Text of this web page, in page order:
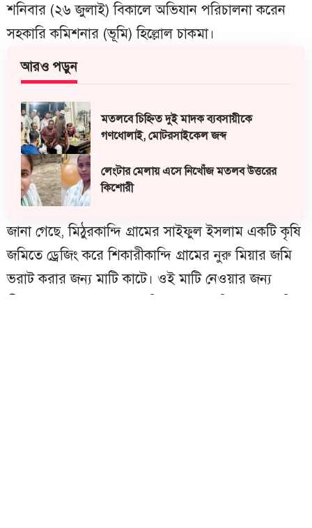
শনিবার (২৬ জুলাই) বিকালে অভিযান পরিচালনা করেন
সহকারি কমিশনার (ভূমি) হিল্লোল চাকমা।
আরও পড়ুন
মতলবে চিহ্নিত দুই মাদক ব্যবসায়ীকে
গণধোলাই, মোটরসাইকেল জব্দ
লেংটার মেলায় এসে নিখোঁজ মতলব উত্তরের
কিশোরী
জানা গেছে, মিঠুরকান্দি গ্রামের সাইফুল ইসলাম একটি কৃষি
জমিতে ড্রেজিং করে শিকারীকান্দি গ্রামের নুরু মিয়ার জমি
ভরাট করার জন্য মাটি কাটে। ওই মাটি নেওয়ার জন্য